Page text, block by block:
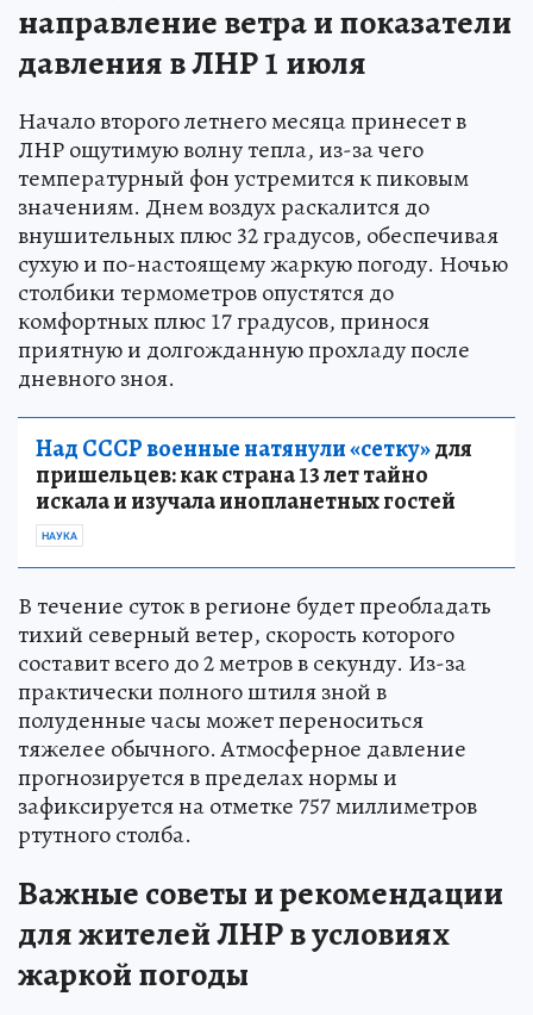
направление ветра и показатели
давления в ЛНР 1 июля
Начало второго летнего месяца принесет в
ЛНР ощутимую волну тепла, из-за чего
температурный фон устремится к пиковым
значениям. Днем воздух раскалится до
внушительных плюс 32 градусов, обеспечивая
сухую и по-настоящему жаркую погоду. Ночью
столбики термометров опустятся до
комфортных плюс 17 градусов, принося
приятную и долгожданную прохладу после
дневного зноя.
Над СССР военные натянули «сетку»для
пришельцев: как страна 13 лет тайно
искала и изучала инопланетных гостей
НАУКА
В течение суток в регионе будет преобладать
тихий северный ветер, скорость которого
составит всего до 2 метров в секунду. Из-за
практически полного штиля зной в
полуденные часы может переноситься
тяжелее обычного. Атмосферное давление
прогнозируется в пределах нормы и
зафиксируется на отметке 757 миллиметров
ртутного столба.
Важные советы и рекомендации
для жителей ЛНР в условиях
жаркой погоды